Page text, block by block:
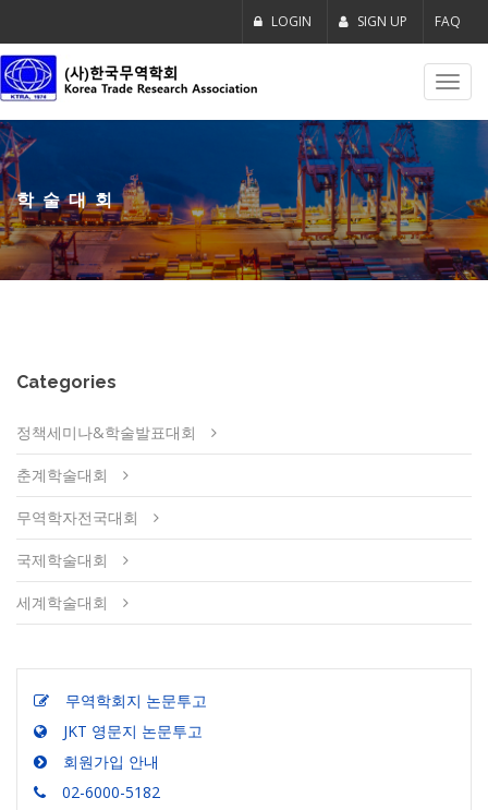
LOGIN SIGN UP FAQ
학술대회
Categories
정책세미나&학술발표대회
춘계학술대회
무역학자전국대회
국제학술대회
세계학술대회
무역학회지 논문투고
JKT 영문지 논문투고
회원가입 안내
02-6000-5182